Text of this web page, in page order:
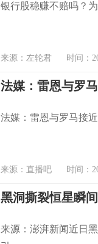
银行股稳赚不赔吗？
来源：左轮君 时间：
法媒：雷恩与罗马接
来源：直播吧 时间：
黑洞撕裂恒星瞬
来源：澎湃新闻近日